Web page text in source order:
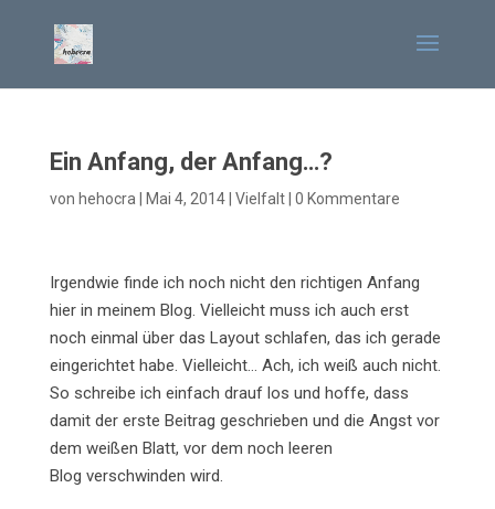
Ein Anfang, der Anfang…?
von hehocra Mai 4, 2014| Vielfalt| 0 Kommentare
Irgendwie finde ich noch nicht den richtigen Anfang
hier in meinem Blog. Vielleicht muss ich auch erst
noch einmal über das Layout schlafen, das ich gerade
eingerichtet habe. Vielleicht… Ach, ich weiß auch nicht.
So schreibe ich einfach drauf los und hoffe, dass
damit der erste Beitrag geschrieben und die Angst vor
dem weißen Blatt, vor dem noch leeren
Blog verschwinden wird.